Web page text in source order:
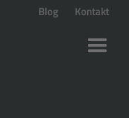
Blog Kontakt